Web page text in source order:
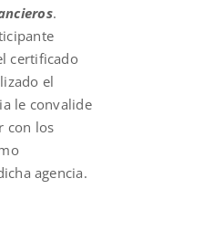
.
certificado
el
le convalide
con los
agencia.